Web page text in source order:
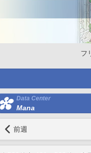
フ
Data Center
Mana
前週